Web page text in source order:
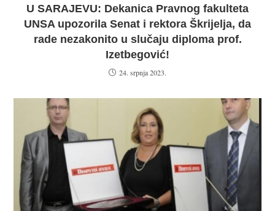
U SARAJEVU: Dekanica Pravnog fakulteta
UNSA upozorila Senat i rektora Škrijelja, da
rade nezakonito u slučaju diploma prof.
Izetbegović!
24. srpnja 2023.